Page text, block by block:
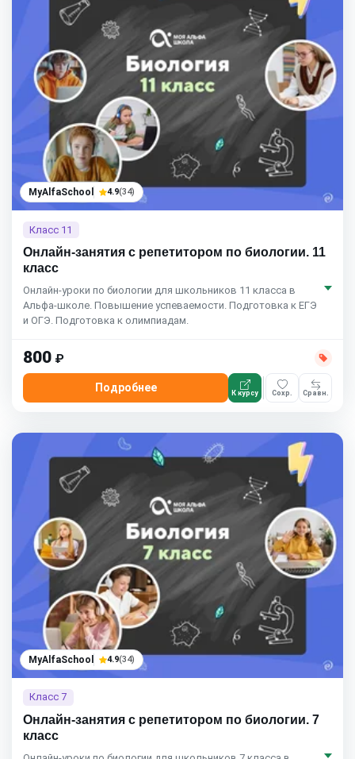
MyAlfaSchool 4.9(34)
Класс 11
Онлайн-занятия с репетитором по биологии. 11
класс
Онлайн-уроки по биологии для школьников 11 класса в
Альфа-школе. Повышение успеваемости. Подготовка к ЕГЭ
и ОГЭ. Подготовка к олимпиадам.
800 ₽
Подробнее К курсу Сохр. Сравн.
MyAlfaSchool 4.9(34)
Класс 7
Онлайн-занятия с репетитором по биологии. 7
класс